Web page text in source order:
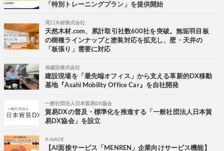
「特別トレーニングプラン」を提供開始
滝口木材株式会社
天然木材.com、累計取引社数600社を突破。無垢羽目板
の樹種ラインナップと塗装対応を拡充し、壁・天井の
「板張り」需要に対応
旭建設株式会社
建設現場を「最先端オフィス」から支える革新的DX移動
基地『Asahi Mobility Office Car』を自社開発
一般社団法人日本貿易DX協会
貿易DXの普及・標準化を推進する「一般社団法人日本貿
易DX協会」を設立
X-HACK
【AI面接サービス「MENREN」企業向けサービス機能】